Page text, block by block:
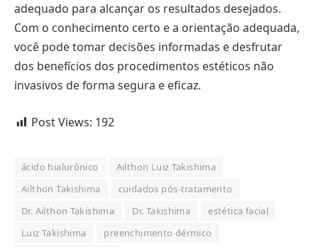
adequado para alcançar os resultados desejados.
Com o conhecimento certo e a orientação adequada,
você pode tomar decisões informadas e desfrutar
dos benefícios dos procedimentos estéticos não
invasivos de forma segura e eficaz.
Post Views: 192
ácido hialurônico
Ailthon Luiz Takishima
Ailthon Takishima
cuidados pós-tratamento
Dr. Ailthon Takishima
Dr. Takishima
estética facial
Luiz Takishima
preenchimento dérmico